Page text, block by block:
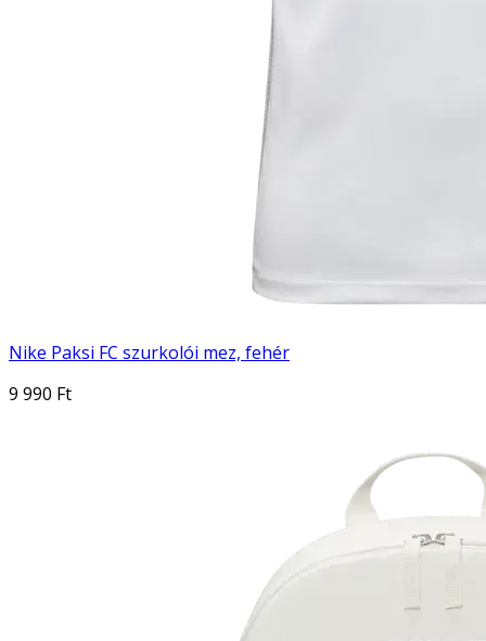
Nike Paksi FC szurkolói mez, fehér
9 990 Ft